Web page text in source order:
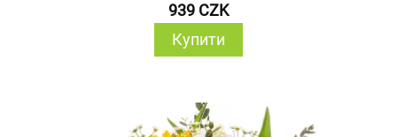
939 CZK
Купити